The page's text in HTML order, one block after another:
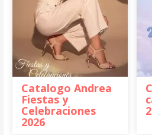
Catalogo Andrea
Fiestas y
Celebraciones
2026